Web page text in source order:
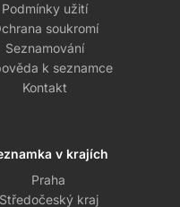
na hlavní obsah
Podmínky užití
soukromí
Seznamování
k seznamce
Kontakt
v krajích
Praha
Středočeský kraj